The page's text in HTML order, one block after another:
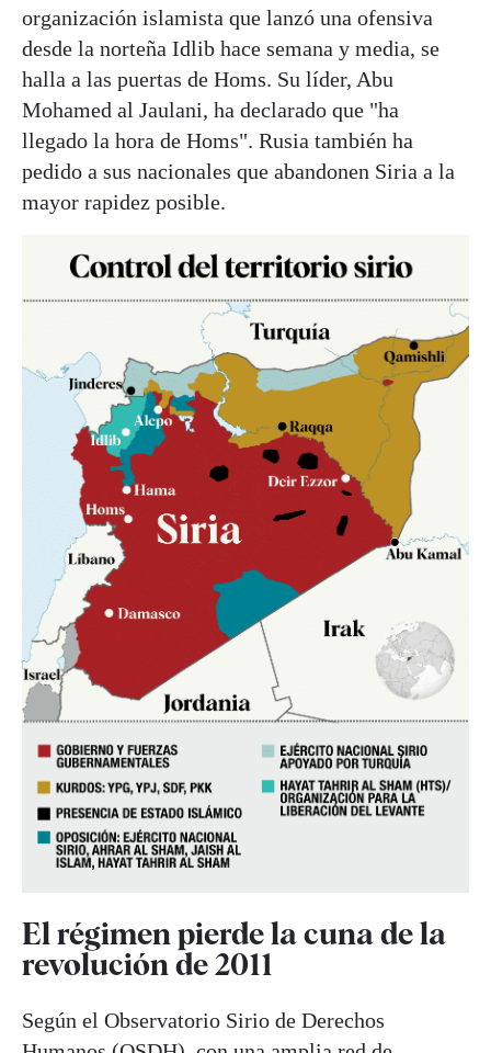
organización islamista que lanzó una ofensiva
desde la norteña Idlib hace semana y media, se
halla a las puertas de Homs. Su líder, Abu
Mohamed al Jaulani, ha declarado que "ha
llegado la hora de Homs". Rusia también ha
pedido a sus nacionales que abandonen Siria a la
mayor rapidez posible.
El régimen pierde la cuna de la
revolución de 2011
Según el Observatorio Sirio de Derechos